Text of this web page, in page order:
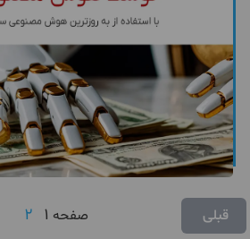
قبلی صفحه 1
2